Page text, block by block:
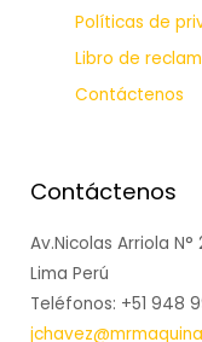
Políticas de
Libro de
Contáctenos
Contáctenos
Av.Nicolas Arriola
Lima Perú
Teléfonos: +51 948